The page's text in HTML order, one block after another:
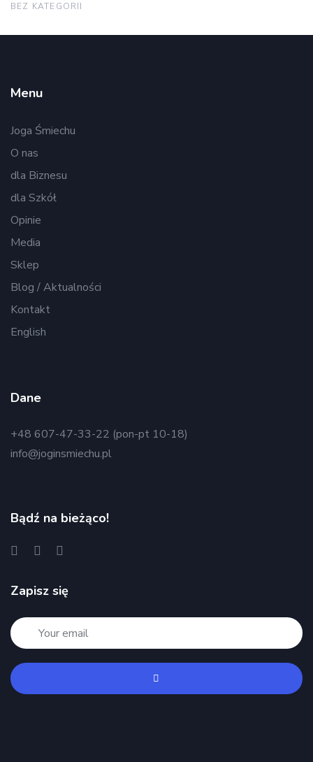
BEZ KATEGORII
Menu
Joga Śmiechu
O nas
dla Biznesu
dla Szkół
Opinie
Media
Sklep
Blog / Aktualności
Kontakt
English
Dane
+48 607-47-33-22 (pon-pt 10-18)
info@joginsmiechu.pl
Bądź na bieżąco!
Zapisz się